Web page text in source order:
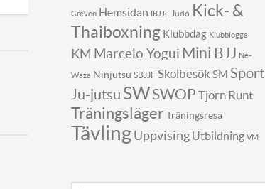
Greven Hemsidan IBJJF Judo Kick- &
Thaiboxning Klubbdag Klubblogga
KM Marcelo Yogui Mini BJJ Ne-
Waza Ninjutsu SBJJF Skolbesök SM Sport
Ju-jutsu SWSWOP Tjörn Runt
Träningsläger Träningsresa
TävlingUppvising Utbildning VM